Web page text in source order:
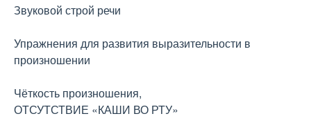
Звуковой строй речи
Упражнения для развития выразительности в
произношении
Чёткость произношения,
ОТСУТСТВИЕ «КАШИ ВО РТУ»